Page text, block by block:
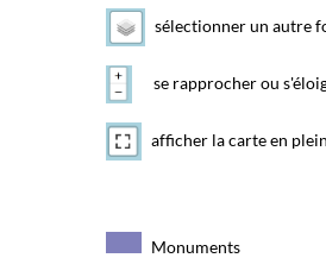
sélectionner un autre
se rapprocher ou
afficher la carte en
Monuments